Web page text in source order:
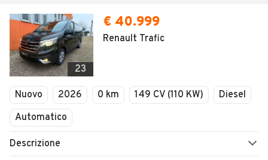
23
€ 40.999
Renault Trafic
Nuovo 2026 0 km 149 CV (110 KW)
Diesel
Automatico
Descrizione